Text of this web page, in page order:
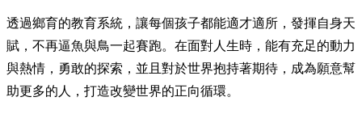
透過鄉育的教育系統，讓每個孩子都能適才適所，發揮自身天
賦，不再逼魚與鳥一起賽跑。在面對人生時，能有充足的動力
與熱情，勇敢的探索，並且對於世界抱持著期待，成為願意幫
助更多的人，打造改變世界的正向循環。